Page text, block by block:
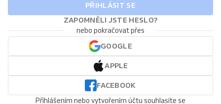
PŘIHLÁSIT SE
ZAPOMNĚLI JSTE HESLO?
nebo pokračovat přes
GOOGLE
APPLE
FACEBOOK
Přihlášením nebo vytvořením účtu souhlasíte se